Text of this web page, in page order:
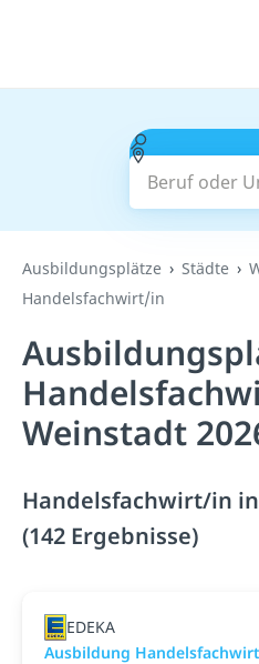
Beruf oder
Ausbildungsplätze Städte
Handelsfachwirt/in
Weinstadt
Handelsfachwirt/in
(142 Ergebnisse)
EDEKA
Ausbildung